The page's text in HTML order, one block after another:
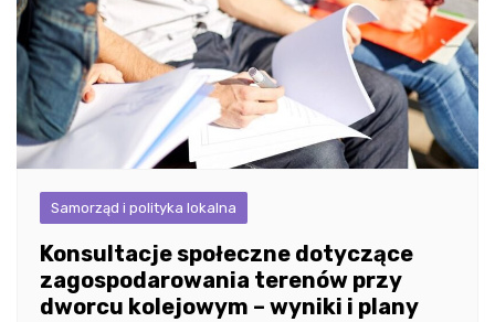
Samorząd i polityka lokalna
Konsultacje społeczne dotyczące
zagospodarowania terenów przy
dworcu kolejowym – wyniki i plany